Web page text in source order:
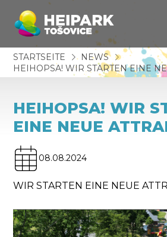
STARTSEITE
NEWS
HEIHOPSA! WIR STARTEN EINE
HEIHOPSA! WIR
EINE NEUE
08.08.2024
WIR STARTEN EINE NEUE